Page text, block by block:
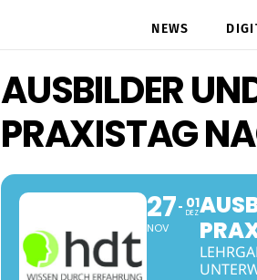
NEWS
AUSBILDER
PRAXISTAG
27
NOV
01
DEZ